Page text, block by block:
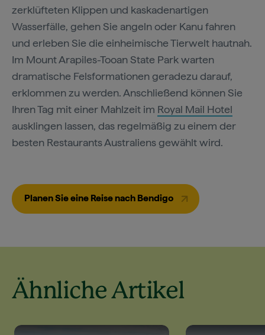
zerklüfteten Klippen und kaskadenartigen
Wasserfälle, gehen Sie angeln oder Kanu fahren
und erleben Sie die einheimische Tierwelt hautnah.
Im Mount Arapiles-Tooan State Park warten
dramatische Felsformationen geradezu darauf,
erklommen zu werden. Anschließend können Sie
Ihren Tag mit einer Mahlzeit im Royal Mail Hotel
ausklingen lassen, das regelmäßig zu einem der
besten Restaurants Australiens gewählt wird.
Planen Sie eine Reise nach Bendigo
Ähnliche Artikel